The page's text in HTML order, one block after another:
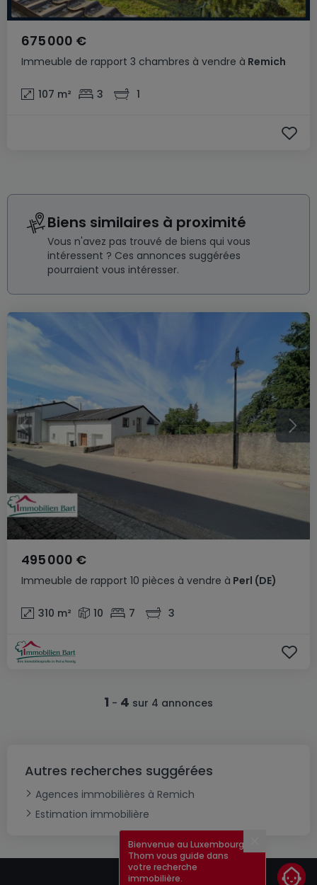
Immeuble de rapport 3 chambres à vendre à Remich
675 000 €
107 m² 3 1
Biens similaires à proximité
Vous n'avez pas trouvé de biens qui vous
intéressent ? Ces annonces suggérées
pourraient vous intéresser.
Immeuble de rapport 10 pièces à vendre à Perl (DE)
495 000 €
310 m² 10 7 3
1 - 4 sur 4 annonces
Autres recherches suggérées
Agences immobilières à Remich
Estimation immobilière
Bienvenue au Luxembourg !
Thom vous guide dans
votre recherche
immobilière.